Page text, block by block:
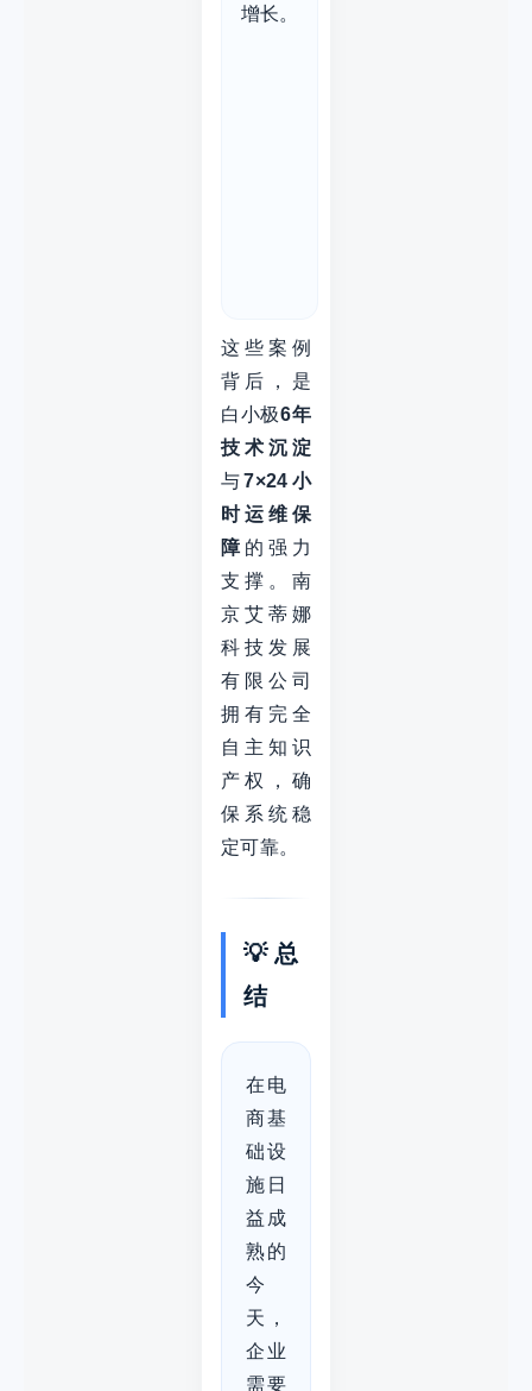
增长。
这些案例
背后，是
白小极6年
技术沉淀
与7×24小
时运维保
障 的强力
支撑。南
京艾蒂娜
科技发展
有限公司
拥有完全
自主知识
产权，确
保系统稳
定可靠。
💡 总
结
在电
商基
础设
施日
益成
熟的
今
天，
企业
需要